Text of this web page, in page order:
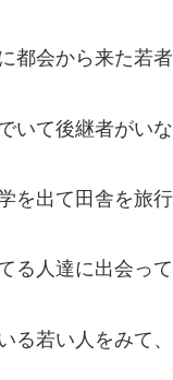
都会から来た若
いて後継者がい
を出て田舎を旅
る人達に出会っ
る若い人をみて、